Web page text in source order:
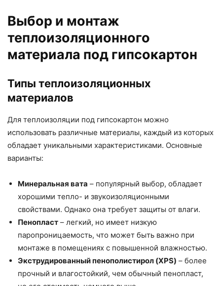
Выбор и монтаж
теплоизоляционного
материала под гипсокартон
Типы теплоизоляционных
материалов
Для теплоизоляции под гипсокартон можно
использовать различные материалы, каждый из которых
обладает уникальными характеристиками. Основные
варианты:
Минеральная вата – популярный выбор, обладает
хорошими тепло- и звукоизоляционными
свойствами. Однако она требует защиты от влаги.
Пенопласт – легкий, но имеет низкую
паропроницаемость, что может быть важно при
монтаже в помещениях с повышенной влажностью.
Экструдированный пенополистирол (XPS) – более
прочный и влагостойкий, чем обычный пенопласт,